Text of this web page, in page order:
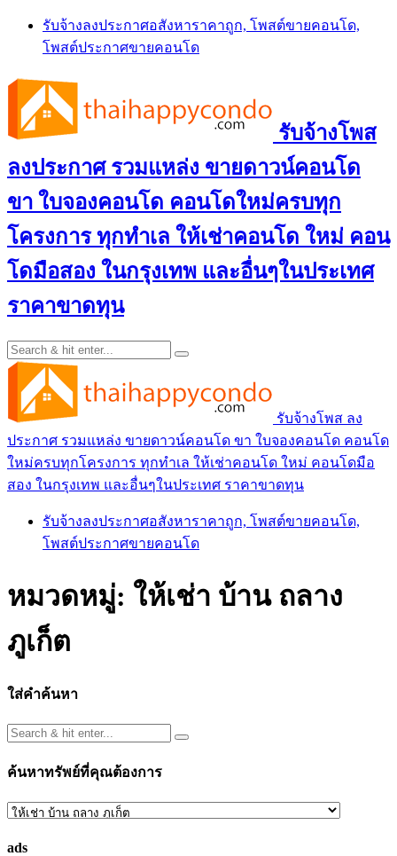
Skip
content
รับจ้างลงประกาศอสังหาราคาถูก, โพสต์ขายคอนโด,
โพสต์ประกาศขายคอนโด
รับจ้างโพส
ลงประกาศ รวมแหล่ง ขายดาวน์คอนโด
ขา ใบจองคอนโด คอนโดใหม่ครบทุก
โครงการ ทุกทำเล ให้เช่าคอนโด ใหม่ คอน
โดมือสอง ในกรุงเทพ และอื่นๆในประเทศ
ราคาขาดทุน
รับจ้างโพส ลง
ประกาศ รวมแหล่ง ขายดาวน์คอนโด ขา ใบจองคอนโด คอนโด
ใหม่ครบทุกโครงการ ทุกทำเล ให้เช่าคอนโด ใหม่ คอนโดมือ
สอง ในกรุงเทพ และอื่นๆในประเทศ ราคาขาดทุน
รับจ้างลงประกาศอสังหาราคาถูก, โพสต์ขายคอนโด,
โพสต์ประกาศขายคอนโด
หมวดหมู่: ให้เช่า บ้าน ถลาง
ภูเก็ต
ใส่คำค้นหา
ค้นหาทรัพย์ที่คุณต้องการ
ค้นหา
ads